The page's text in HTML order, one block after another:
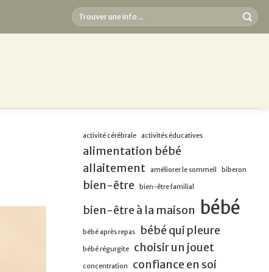
activité cérébrale activités éducatives
alimentation bébé
allaitement
améliorer le sommeil biberon
bien-être bien-être familial
bien-être à la maison bébé
bébé après repas bébé qui pleure
bébé régurgite choisir un jouet
concentration
confiance en soi